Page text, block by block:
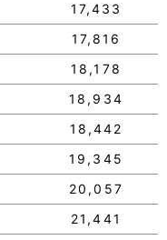
17,433
17,816
18,178
18,934
18,442
19,345
20,057
21,441